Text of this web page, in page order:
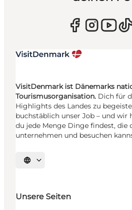
VisitDenmark ist Dänemarks
Tourismusorganisation. Dich für
Highlights des Landes zu
buchstäblich unser Job – und wir
du jede Menge Dinge findest, die
unternehmen und besuchen
Sprache auswählen
Unsere Seiten